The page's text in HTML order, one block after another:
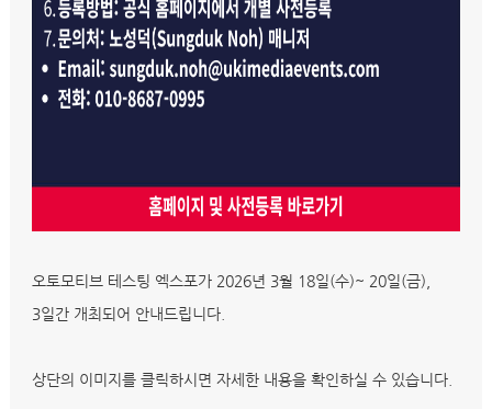
오토모티브 테스팅 엑스포가 2026년 3월 18일(수)~ 20일(금),
3일간 개최되어 안내드립니다.
상단의 이미지를 클릭하시면 자세한 내용을 확인하실 수 있습니다.